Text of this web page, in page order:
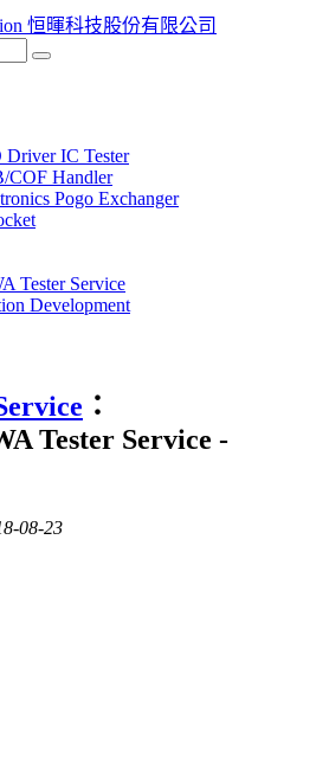
IC Tester
COF Handler
Pogo Exchanger
Tester Service
Development
：
Tester Service -
08-23